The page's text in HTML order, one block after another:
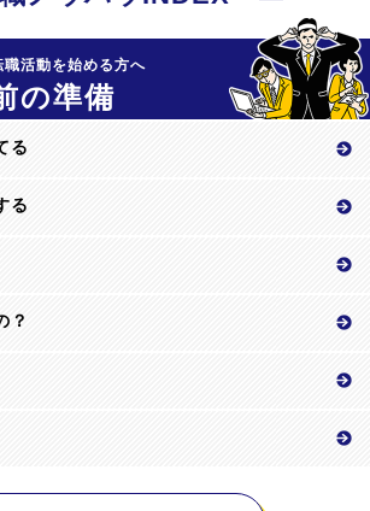
職活動を始める方へ
の準備
る
る
？